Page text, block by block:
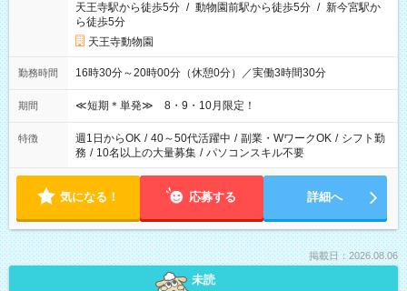
天王寺駅から徒歩5分 / 動物園前駅から徒歩5分 / 新今宮駅か
ら徒歩5分
天王寺動物園
勤務時間 16時30分～20時00分（休憩0分）／実働3時間30分
期間 ≪短期＊単発≫ 8・9・10月限定！
特徴 週1日からOK / 40～50代活躍中 / 副業・WワークOK / シフト勤
務 / 10名以上の大量募集 / パソコンスキル不要
気になる！ 応募する 詳細へ
掲載日：2026.08.06
未読